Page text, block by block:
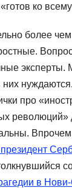
ко
более
Вопрос
эксперты.
них нуждаются.
про
революций»
в